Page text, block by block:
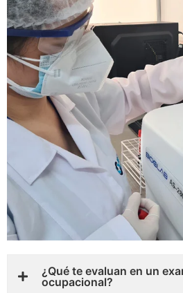
¿Qué te evaluan en un
ocupacional?